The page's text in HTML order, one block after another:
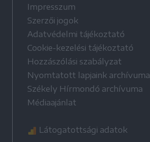
Impresszum
Szerzői jogok
Adatvédelmi tájékoztató
Cookie-kezelési tájékoztató
Hozzászólási szabályzat
Nyomtatott lapjaink archívuma
Székely Hírmondó archívuma
Médiaajánlat
Látogatottsági adatok